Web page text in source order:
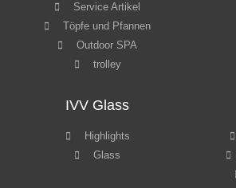
Service Artikel
Töpfe und Pfannen
Outdoor SPA
trolley
IVV Glass
Highlights
Glass